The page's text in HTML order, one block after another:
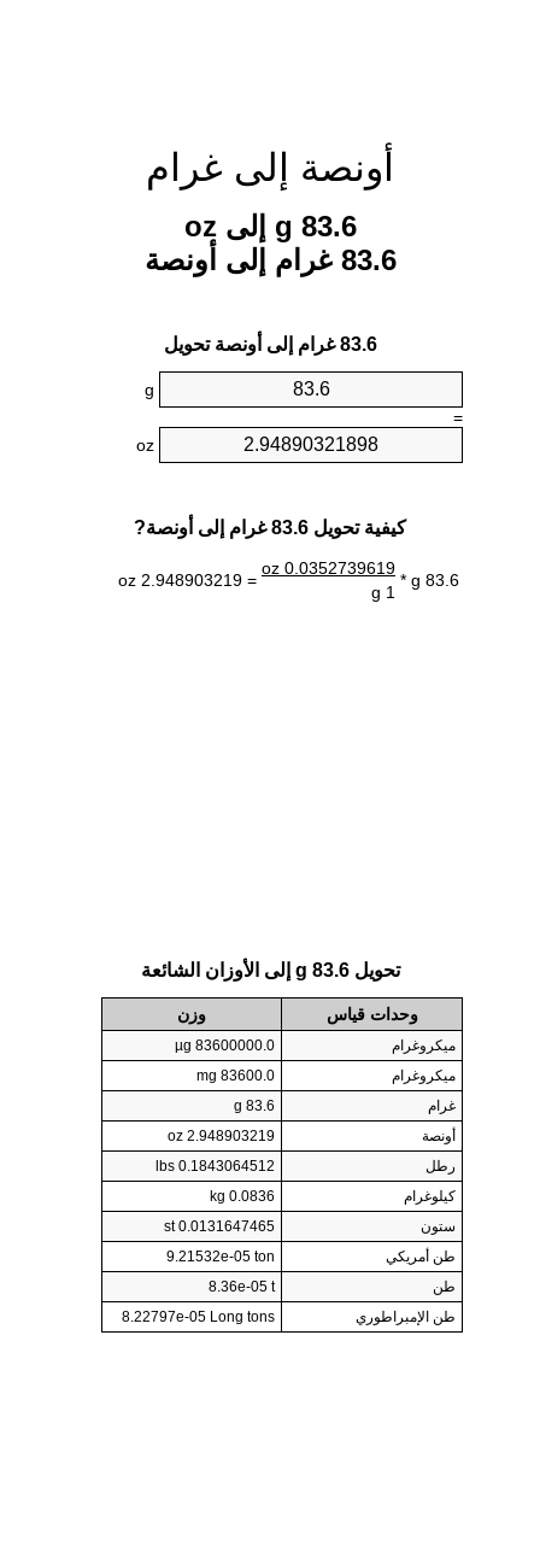
أونصة إلى غرام
83.6 g إلى oz
83.6 غرام إلى أونصة
83.6 غرام إلى أونصة تحويل
g
=
oz
كيفية تحويل 83.6 غرام إلى أونصة?
83.6 g *
0.0352739619 oz
= 2.948903219 oz
1 g
تحويل 83.6 g إلى الأوزان الشائعة
وحدات قياس وزن
ميكروغرام
83600000.0 µg
ميكروغرام
83600.0 mg
غرام
83.6 g
أونصة
2.948903219 oz
رطل
0.1843064512 lbs
كيلوغرام
0.0836 kg
ستون
0.0131647465 st
طن أمريكي
9.21532e-05 ton
طن
8.36e-05 t
طن الإمبراطوري
8.22797e-05 Long tons